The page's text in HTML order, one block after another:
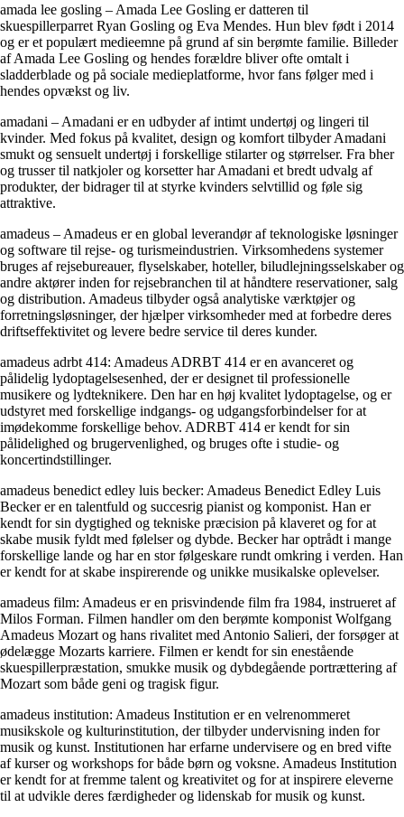
amada lee gosling – Amada Lee Gosling er datteren til
skuespillerparret Ryan Gosling og Eva Mendes. Hun blev født i 2014
og er et populært medieemne på grund af sin berømte familie. Billeder
af Amada Lee Gosling og hendes forældre bliver ofte omtalt i
sladderblade og på sociale medieplatforme, hvor fans følger med i
hendes opvækst og liv.
amadani – Amadani er en udbyder af intimt undertøj og lingeri til
kvinder. Med fokus på kvalitet, design og komfort tilbyder Amadani
smukt og sensuelt undertøj i forskellige stilarter og størrelser. Fra bher
og trusser til natkjoler og korsetter har Amadani et bredt udvalg af
produkter, der bidrager til at styrke kvinders selvtillid og føle sig
attraktive.
amadeus – Amadeus er en global leverandør af teknologiske løsninger
og software til rejse- og turismeindustrien. Virksomhedens systemer
bruges af rejsebureauer, flyselskaber, hoteller, biludlejningsselskaber og
andre aktører inden for rejsebranchen til at håndtere reservationer, salg
og distribution. Amadeus tilbyder også analytiske værktøjer og
forretningsløsninger, der hjælper virksomheder med at forbedre deres
driftseffektivitet og levere bedre service til deres kunder.
amadeus adrbt 414: Amadeus ADRBT 414 er en avanceret og
pålidelig lydoptagelsesenhed, der er designet til professionelle
musikere og lydteknikere. Den har en høj kvalitet lydoptagelse, og er
udstyret med forskellige indgangs- og udgangsforbindelser for at
imødekomme forskellige behov. ADRBT 414 er kendt for sin
pålidelighed og brugervenlighed, og bruges ofte i studie- og
koncertindstillinger.
amadeus benedict edley luis becker: Amadeus Benedict Edley Luis
Becker er en talentfuld og succesrig pianist og komponist. Han er
kendt for sin dygtighed og tekniske præcision på klaveret og for at
skabe musik fyldt med følelser og dybde. Becker har optrådt i mange
forskellige lande og har en stor følgeskare rundt omkring i verden. Han
er kendt for at skabe inspirerende og unikke musikalske oplevelser.
amadeus film: Amadeus er en prisvindende film fra 1984, instrueret af
Milos Forman. Filmen handler om den berømte komponist Wolfgang
Amadeus Mozart og hans rivalitet med Antonio Salieri, der forsøger at
ødelægge Mozarts karriere. Filmen er kendt for sin enestående
skuespillerpræstation, smukke musik og dybdegående portrættering af
Mozart som både geni og tragisk figur.
amadeus institution: Amadeus Institution er en velrenommeret
musikskole og kulturinstitution, der tilbyder undervisning inden for
musik og kunst. Institutionen har erfarne undervisere og en bred vifte
af kurser og workshops for både børn og voksne. Amadeus Institution
er kendt for at fremme talent og kreativitet og for at inspirere eleverne
til at udvikle deres færdigheder og lidenskab for musik og kunst.